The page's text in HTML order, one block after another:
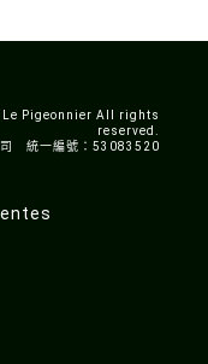
Le Pigeonnier All rights
reserved.
司 統一編號：53083520